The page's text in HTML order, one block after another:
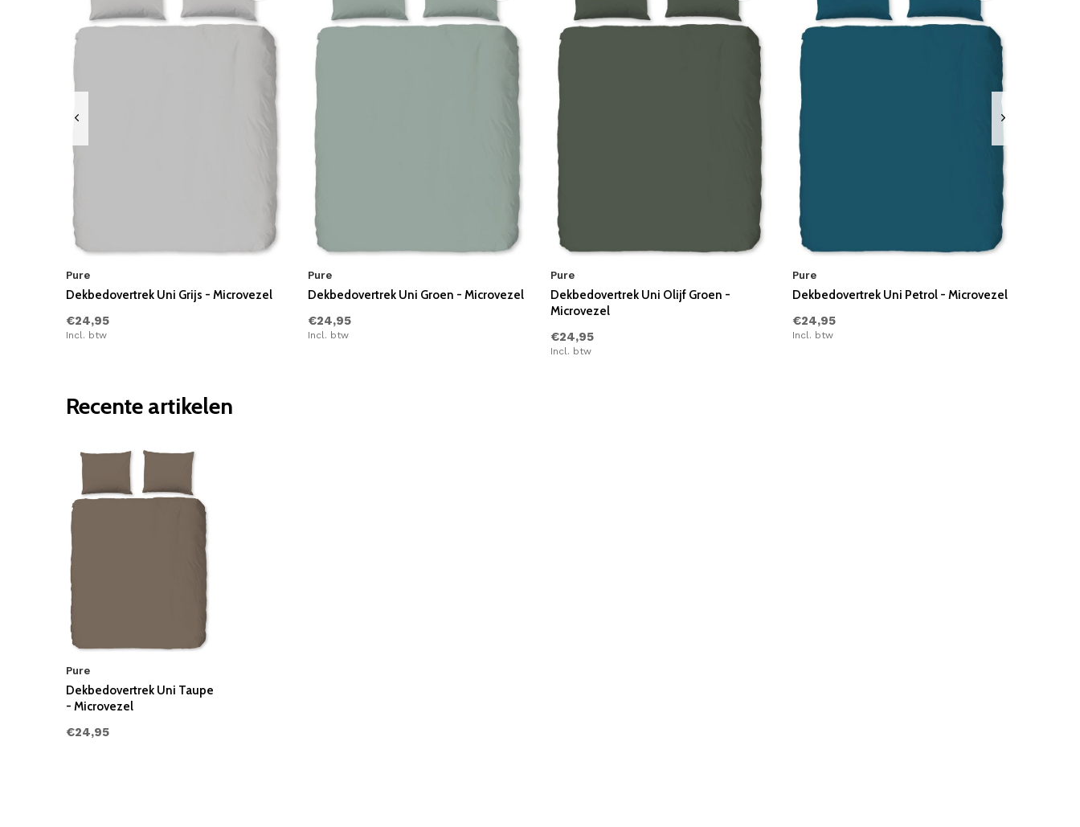
Pure
Dekbedovertrek Uni Grijs - Microvezel
€24,95
Incl. btw
Pure
Dekbedovertrek Uni Groen - Microvezel
€24,95
Incl. btw
Pure
Dekbedovertrek Uni Olijf Groen -
Microvezel
€24,95
Incl. btw
Pure
Dekbedovertrek Uni Petrol - Microvezel
€24,95
Incl. btw
Recente artikelen
Pure
Dekbedovertrek Uni Taupe
- Microvezel
€24,95